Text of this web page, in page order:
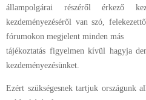
állampolgárai részéről érkező
kezdeményezéséről van szó,
fórumokon megjelent minden más
tájékoztatás figyelmen kívül hagyja
kezdeményezésünket.
Ezért szükségesnek tartjuk országunk